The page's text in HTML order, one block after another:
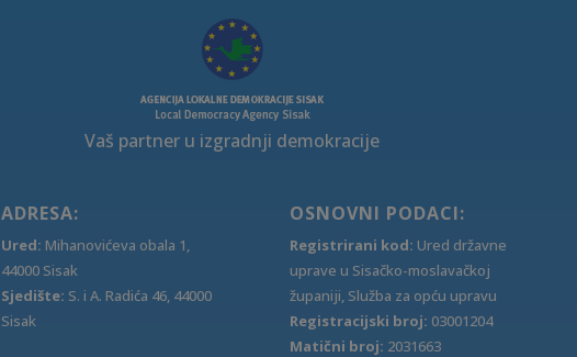
Vaš partner u izgradnji demokracije
ADRESA:
Ured: Mihanovićeva obala 1,
44000 Sisak
Sjedište: S. i A. Radića 46, 44000
Sisak
OSNOVNI PODACI:
Registrirani kod: Ured državne
uprave u Sisačko-moslavačkoj
županiji, Služba za opću upravu
Registracijski broj: 03001204
Matični broj: 2031663